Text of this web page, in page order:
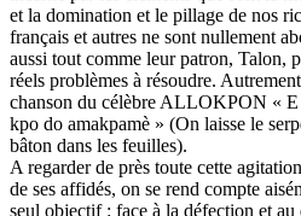
et la domination et le pillage de nos
français et autres ne sont nullement
aussi tout comme leur patron, Talon,
réels problèmes à résoudre.
chanson du célèbre ALLOKPON «
kpo do amakpamè » (On laisse le
bâton dans les feuilles).
A regarder de près toute cette
de ses affidés, on se rend compte
seul objectif : face à la défection et au